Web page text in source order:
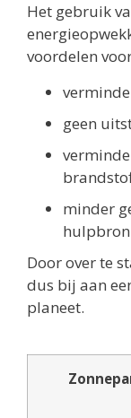
Het gebruik
voordelen
geen
minder
Door over te
dus bij aan
planeet.